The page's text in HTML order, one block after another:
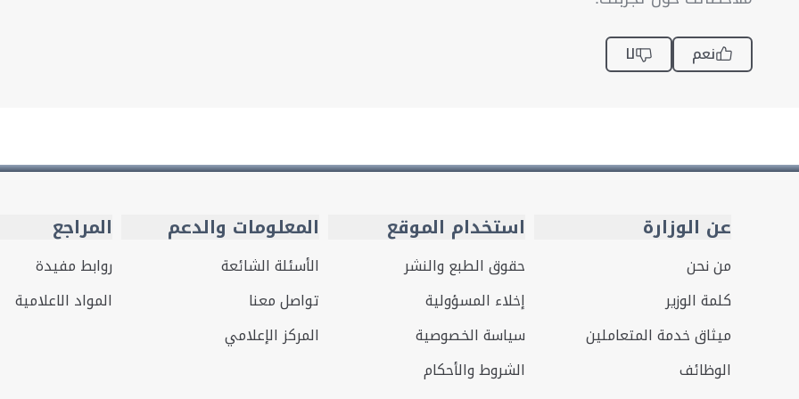
نعم لا
عن الوزارة
من نحن
كلمة الوزير
ميثاق خدمة المتعاملين
الوظائف
استخدام الموقع
حقوق الطبع والنشر
إخلاء المسؤولية
سياسة الخصوصية
الشروط والأحكام
المعلومات والدعم
الأسئلة الشائعة
تواصل معنا
المركز الإعلامي
المراجع
روابط مفيدة
المواد الاعلامية